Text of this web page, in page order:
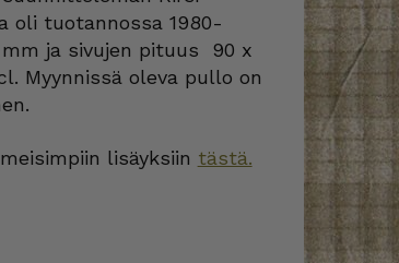
oli tuotannossa 1980-
ja sivujen pituus 90 x
Myynnissä oleva pullo on
lisäyksiin tästä.